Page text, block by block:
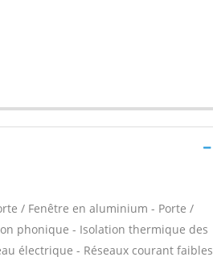
/ Fenêtre en aluminium - Porte /
phonique - Isolation thermique des
électrique - Réseaux courant faibles